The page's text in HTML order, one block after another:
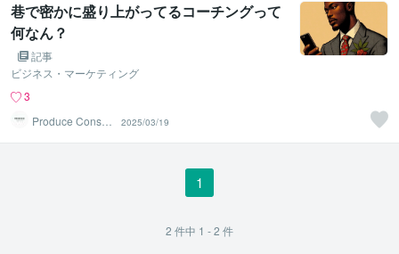
巷で密かに盛り上がってるコーチングって
何なん？
記事
ビジネス・マーケティング
3
Produce Consult
2025/03/19
1
2 件中 1 - 2 件